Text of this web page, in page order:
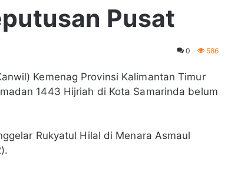
Pusat
0 586
Kemenag Provinsi Kalimantan Timur
1443 Hijriah di Kota Samarinda belum
Rukyatul Hilal di Menara Asmaul